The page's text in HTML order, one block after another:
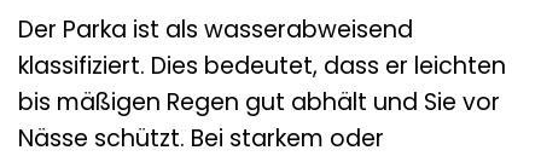
Der Parka ist als wasserabweisend
klassifiziert. Dies bedeutet, dass er leichten
bis mäßigen Regen gut abhält und Sie vor
Nässe schützt. Bei starkem oder